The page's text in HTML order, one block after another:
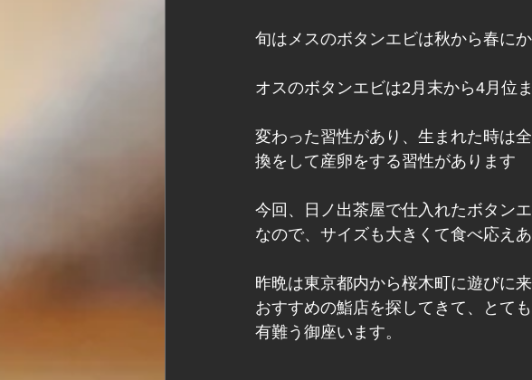
旬はメスのボタンエビは秋から春に
オスのボタンエビは2月末から4月位
変わった習性があり、生まれた時は
換をして産卵をする習性があります
今回、日ノ出茶屋で仕入れたボタン
なので、サイズも大きくて食べ応え
昨晩は東京都内から桜木町に遊びに
おすすめの鮨店を探してきて、とて
有難う御座います。